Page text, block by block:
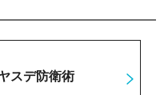
スデ防衛術